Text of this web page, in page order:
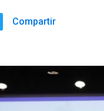
Compartir